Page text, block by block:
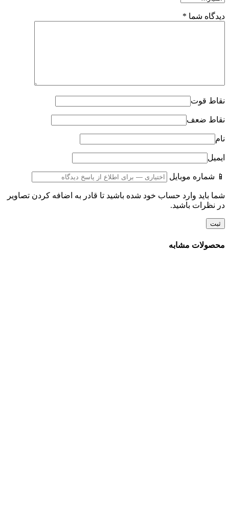
دیدگاه شما *
نقاط قوت
نقاط ضعف
نام
ایمیل
📱 شماره موبایل
شما باید وارد حساب خود شده باشید تا قادر به اضافه کردن تصاویر
در نظرات باشید.
محصولات مشابه